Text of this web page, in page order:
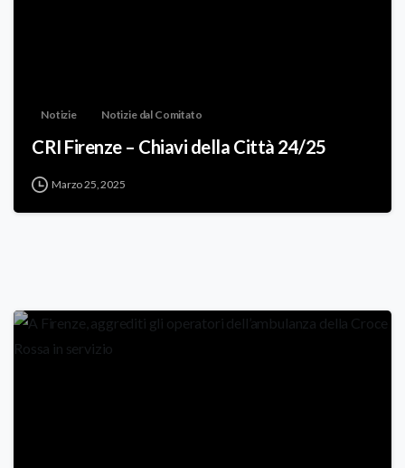
Notizie Notizie dal Comitato
CRI Firenze – Chiavi della Città 24/25
Marzo 25, 2025